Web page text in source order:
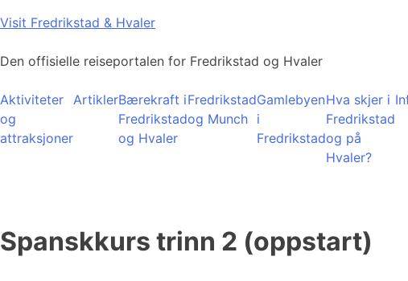
Skip
content
Visit Fredrikstad & Hvaler
Den offisielle reiseportalen for Fredrikstad og Hvaler
Aktiviteter
og
attraksjoner
ArtiklerBærekraft i
Fredrikstad
og Hvaler
Fredrikstad
og Munch
Gamlebyen
i
Fredrikstad
Hva skjer i
Fredrikstad
og på
Hvaler?
Spanskkurs trinn 2 (oppstart)